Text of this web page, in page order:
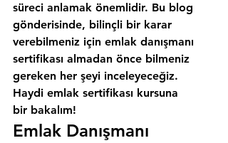
süreci anlamak önemlidir. Bu blog
gönderisinde, bilinçli bir karar
verebilmeniz için emlak danışmanı
sertifikası almadan önce bilmeniz
gereken her şeyi inceleyeceğiz.
Haydi emlak sertifikası kursuna
bir bakalım!
Emlak Danışmanı